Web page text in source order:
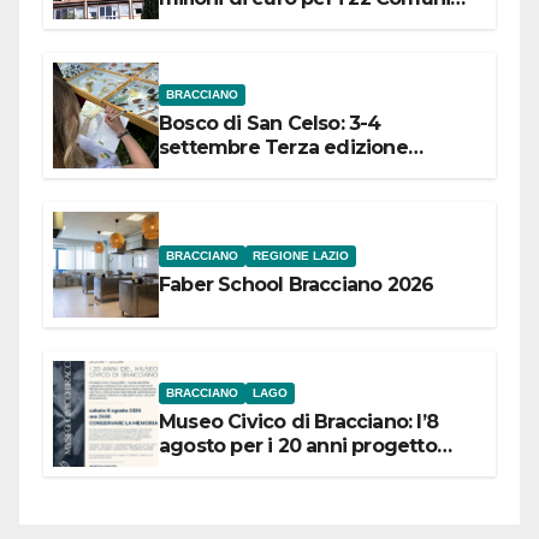
BRACCIANO
Bosco di San Celso: 3-4
settembre Terza edizione
BRACCIANO REGIONE LAZIO
Faber School Bracciano 2026
BRACCIANO LAGO
Museo Civico di Bracciano: l’8
agosto per i 20 anni progetto